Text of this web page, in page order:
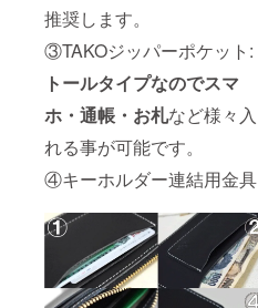
推奨します。
③TAKOジッパーポケット:
トールタイプなのでスマ
ホ・通帳・お札など様々入
れる事が可能です。
④キーホルダー連結用金具